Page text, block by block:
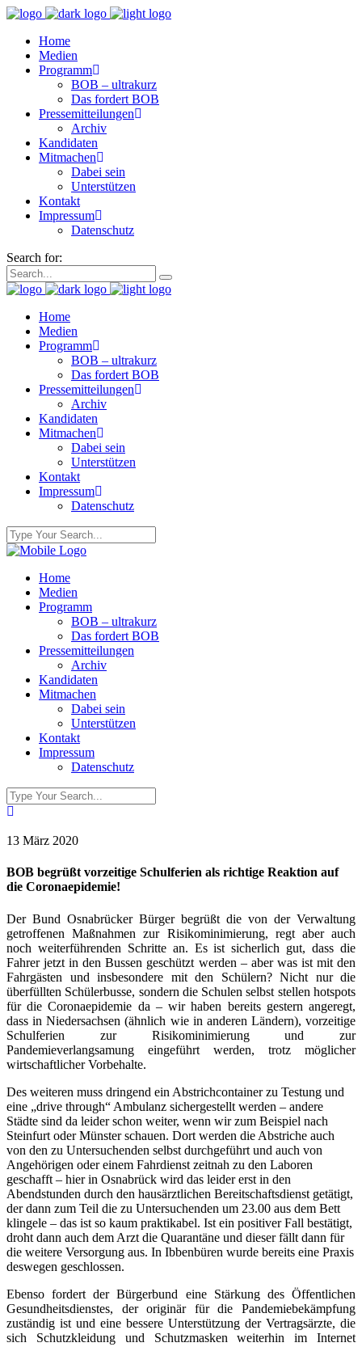
Home
Medien
Programm
BOB – ultrakurz
Das fordert BOB
Pressemitteilungen
Archiv
Kandidaten
Mitmachen
Dabei sein
Unterstützen
Kontakt
Impressum
Datenschutz
Search for:
Home
Medien
Programm
BOB – ultrakurz
Das fordert BOB
Pressemitteilungen
Archiv
Kandidaten
Mitmachen
Dabei sein
Unterstützen
Kontakt
Impressum
Datenschutz
Home
Medien
Programm
BOB – ultrakurz
Das fordert BOB
Pressemitteilungen
Archiv
Kandidaten
Mitmachen
Dabei sein
Unterstützen
Kontakt
Impressum
Datenschutz
13 März 2020
BOB begrüßt vorzeitige Schulferien als richtige Reaktion auf
die Coronaepidemie!
Der Bund Osnabrücker Bürger begrüßt die von der Verwaltung
getroffenen Maßnahmen zur Risikominimierung, regt aber auch
noch weiterführenden Schritte an. Es ist sicherlich gut, dass die
Fahrer jetzt in den Bussen geschützt werden – aber was ist mit den
Fahrgästen und insbesondere mit den Schülern? Nicht nur die
überfüllten Schülerbusse, sondern die Schulen selbst stellen hotspots
für die Coronaepidemie da – wir haben bereits gestern angeregt,
dass in Niedersachsen (ähnlich wie in anderen Ländern), vorzeitige
Schulferien zur Risikominimierung und zur
Pandemieverlangsamung eingeführt werden, trotz möglicher
wirtschaftlicher Vorbehalte.
Des weiteren muss dringend ein Abstrichcontainer zu Testung und
eine „drive through“ Ambulanz sichergestellt werden – andere
Städte sind da leider schon weiter, wenn wir zum Beispiel nach
Steinfurt oder Münster schauen. Dort werden die Abstriche auch
von den zu Untersuchenden selbst durchgeführt und auch von
Angehörigen oder einem Fahrdienst zeitnah zu den Laboren
geschafft – hier in Osnabrück wird das leider erst in den
Abendstunden durch den hausärztlichen Bereitschaftsdienst getätigt,
der dann zum Teil die zu Untersuchenden um 23.00 aus dem Bett
klingele – das ist so kaum praktikabel. Ist ein positiver Fall bestätigt,
droht dann auch dem Arzt die Quarantäne und dieser fällt dann für
die weitere Versorgung aus. In Ibbenbüren wurde bereits eine Praxis
deswegen geschlossen.
Ebenso fordert der Bürgerbund eine Stärkung des Öffentlichen
Gesundheitsdienstes, der originär für die Pandemiebekämpfung
zuständig ist und eine bessere Unterstützung der Vertragsärzte, die
sich Schutzkleidung und Schutzmasken weiterhin im Internet